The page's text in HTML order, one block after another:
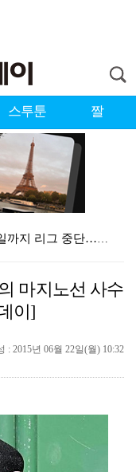
스투툰 짤
KBO, 기록적인 폭염으로 9일까지 리그 중단…내달 6…
이강인, 드디어 아틀레티코 선수단과 만났다…시메오네 감…
"우산으로 때려"vs"그런 적 없다"…23기 부부 엇갈…
"기분 맞춰주려고" 축구협회, 외국인 심판 성접대 의혹…
마지노선 사수
이]
: 2015년 06월 22일(월) 10:32